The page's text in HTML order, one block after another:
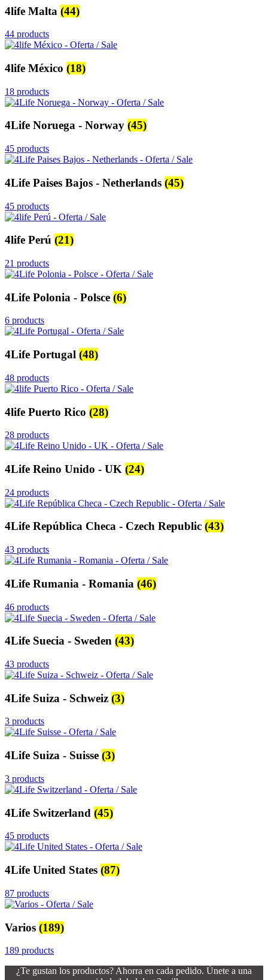
4life Malta (44)
44 products
4life México (18)
18 products
4Life Noruega - Norway (45)
45 products
4Life Paises Bajos - Netherlands (45)
45 products
4life Perú (21)
21 products
4Life Polonia - Polsce (6)
6 products
4Life Portugal (48)
48 products
4life Puerto Rico (28)
28 products
4Life Reino Unido - UK (24)
24 products
4Life República Checa - Czech Republic (43)
43 products
4Life Rumania - Romania (46)
46 products
4Life Suecia - Sweden (43)
43 products
4Life Suiza - Schweiz (3)
3 products
4Life Suiza - Suisse (3)
3 products
4Life Switzerland (45)
45 products
4Life United States (87)
87 products
Varios (189)
189 products
¿Te gustan los productos? Ahorra en cada pedido. Únete a una